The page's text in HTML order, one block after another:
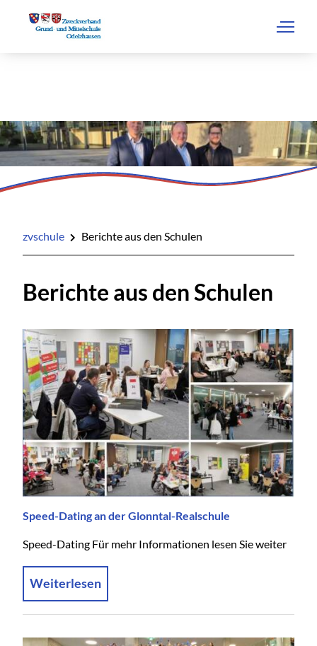
zvschule Berichte aus den Schulen
Berichte aus den Schulen
Speed-Dating an der Glonntal-Realschule
Speed-Dating Für mehr Informationen lesen Sie weiter
Weiterlesen